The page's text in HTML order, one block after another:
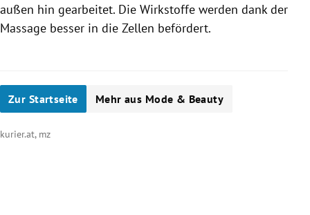
außen hin gearbeitet. Die Wirkstoffe werden dank der
Massage besser in die Zellen befördert.
Zur Startseite Mehr aus Mode & Beauty
kurier.at, mz